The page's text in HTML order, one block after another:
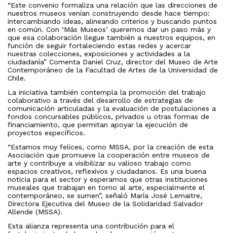
“Este convenio formaliza una relación que las direcciones de
nuestros museos venían construyendo desde hace tiempo:
intercambiando ideas, alineando criterios y buscando puntos
en común. Con ‘Más Museos’ queremos dar un paso más y
que esa colaboración llegue también a nuestros equipos, en
función de seguir fortaleciendo estas redes y acercar
nuestras colecciones, exposiciones y actividades a la
ciudadanía” Comenta Daniel Cruz, director del Museo de Arte
Contemporáneo de la Facultad de Artes de la Universidad de
Chile.
La iniciativa también contempla la promoción del trabajo
colaborativo a través del desarrollo de estrategias de
comunicación articuladas y la evaluación de postulaciones a
fondos concursables públicos, privados u otras formas de
financiamiento, que permitan apoyar la ejecución de
proyectos específicos.
“Estamos muy felices, como MSSA, por la creación de esta
Asociación que promueve la cooperación entre museos de
arte y contribuye a visibilizar su valioso trabajo como
espacios creativos, reflexivos y ciudadanos. Es una buena
noticia para el sector y esperamos que otras instituciones
museales que trabajan en torno al arte, especialmente el
contemporáneo, se sumen”, señaló María José Lemaitre,
Directora Ejecutiva del Museo de la Solidaridad Salvador
Allende (MSSA).
Esta alianza representa una contribución para el